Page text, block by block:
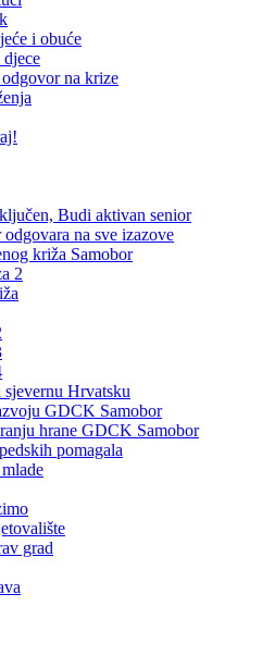
i obuće
na krize
Budi aktivan senior
na sve izazove
križa Samobor
2
sjevernu Hrvatsku
GDCK Samobor
hrane GDCK Samobor
pomagala
grad